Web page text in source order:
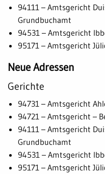
94111 – Amtsgericht
Grundbuchamt
94531 – Amtsgericht
95171 – Amtsgericht
Neue Adressen
Gerichte
94731 – Amtsgericht
94721 – Amtsgericht –
94111 – Amtsgericht
Grundbuchamt
94531 – Amtsgericht
95171 – Amtsgericht